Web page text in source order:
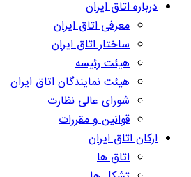
درباره اتاق ایران
معرفی اتاق ایران
ساختار اتاق ایران
هیئت رئیسه
هیئت نمایندگان اتاق ایران
شورای عالی نظارت
قوانین و مقررات
ارکان اتاق ایران
اتاق ها